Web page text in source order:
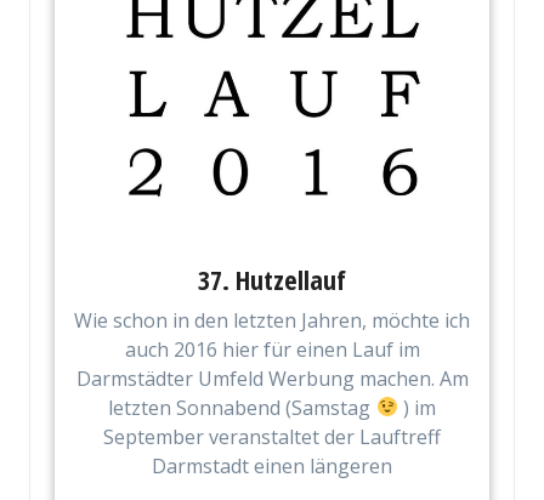
37. Hutzellauf
Wie schon in den letzten Jahren, möchte ich
auch 2016 hier für einen Lauf im
Darmstädter Umfeld Werbung machen. Am
letzten Sonnabend (Samstag
) im
September veranstaltet der Lauftreff
Darmstadt einen längeren